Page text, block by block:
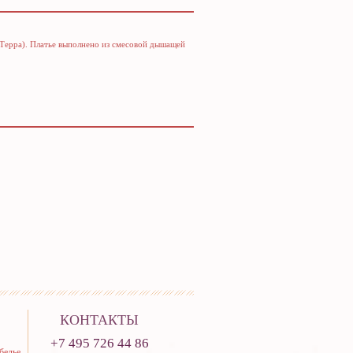
Платье выполнено из смесовой дышащей
КОНТАКТЫ
+7 495 726 44 86